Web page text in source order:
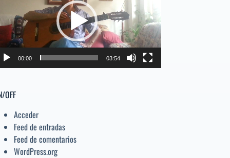
volumen.
00:00 03:54
OFF
Acceder
Feed de entradas
Feed de comentarios
WordPress.org